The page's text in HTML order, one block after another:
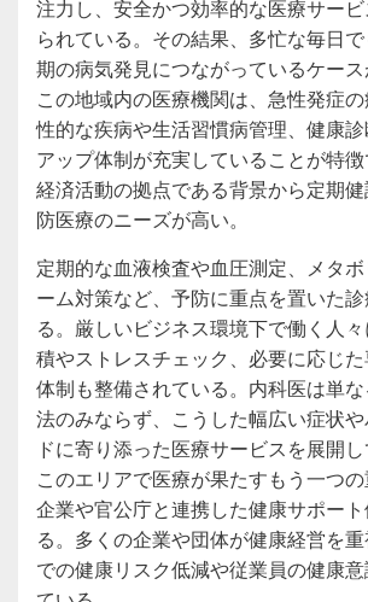
注力し、安全かつ効率的な医療サー
られている。その結果、多忙な毎日
期の病気発見につながっているケース
この地域内の医療機関は、急性発症
性的な疾病や生活習慣病管理、健康
アップ体制が充実していることが特徴
経済活動の拠点である背景から定期
防医療のニーズが高い。
定期的な血液検査や血圧測定、メタ
ーム対策など、予防に重点を置いた
る。厳しいビジネス環境下で働く人
積やストレスチェック、必要に応じ
体制も整備されている。内科医は単
法のみならず、こうした幅広い症状
ドに寄り添った医療サービスを展開し
このエリアで医療が果たすもう一つの
企業や官公庁と連携した健康サポー
る。多くの企業や団体が健康経営を
での健康リスク低減や従業員の健康